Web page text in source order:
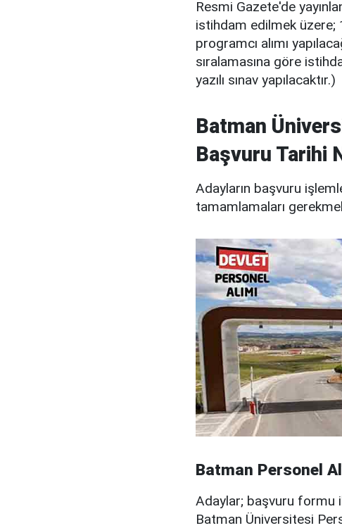
Resmi Gazete'de
istihdam edilmek üzere;
programcı alımı
sıralamasına göre
yazılı sınav yapılacaktır.)
Batman
Başvuru Tarihi
Adayların başvuru
tamamlamaları
Batman Personel
Adaylar; başvuru formu
Batman Üniversitesi